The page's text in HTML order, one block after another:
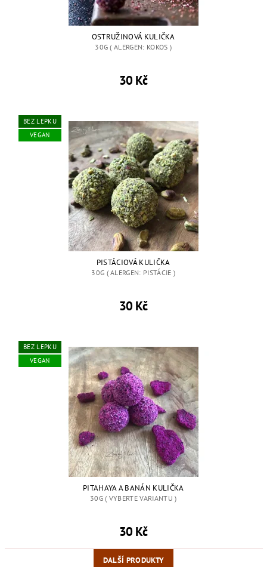
OSTRUŽINOVÁ KULIČKA
30G ( ALERGEN: KOKOS )
30 Kč
BEZ LEPKU
VEGAN
PISTÁCIOVÁ KULIČKA
30G ( ALERGEN: PISTÁCIE )
30 Kč
BEZ LEPKU
VEGAN
PITAHAYA A BANÁN KULIČKA
30G ( VYBERTE VARIANTU )
30 Kč
DALŠÍ PRODUKTY